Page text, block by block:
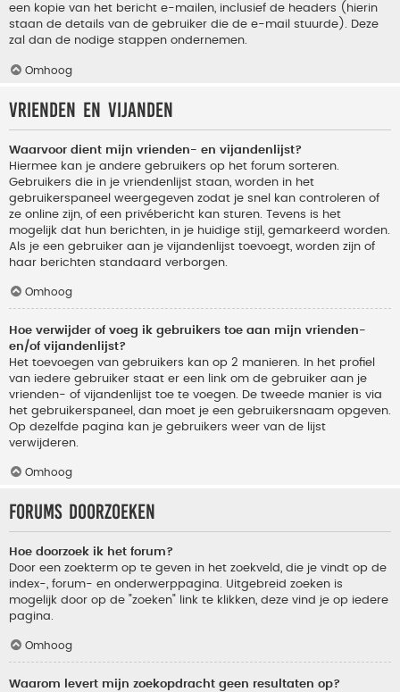
een kopie van het bericht e-mailen, inclusief de headers (hierin
staan de details van de gebruiker die de e-mail stuurde). Deze
zal dan de nodige stappen ondernemen.
Omhoog
Vrienden en vijanden
Waarvoor dient mijn vrienden- en vijandenlijst?
Hiermee kan je andere gebruikers op het forum sorteren.
Gebruikers die in je vriendenlijst staan, worden in het
gebruikerspaneel weergegeven zodat je snel kan controleren of
ze online zijn, of een privébericht kan sturen. Tevens is het
mogelijk dat hun berichten, in je huidige stijl, gemarkeerd worden.
Als je een gebruiker aan je vijandenlijst toevoegt, worden zijn of
haar berichten standaard verborgen.
Omhoog
Hoe verwijder of voeg ik gebruikers toe aan mijn vrienden-
en/of vijandenlijst?
Het toevoegen van gebruikers kan op 2 manieren. In het profiel
van iedere gebruiker staat er een link om de gebruiker aan je
vrienden- of vijandenlijst toe te voegen. De tweede manier is via
het gebruikerspaneel, dan moet je een gebruikersnaam opgeven.
Op dezelfde pagina kan je gebruikers weer van de lijst
verwijderen.
Omhoog
Forums doorzoeken
Hoe doorzoek ik het forum?
Door een zoekterm op te geven in het zoekveld, die je vindt op de
index-, forum- en onderwerppagina. Uitgebreid zoeken is
mogelijk door op de "zoeken" link te klikken, deze vind je op iedere
pagina.
Omhoog
Waarom levert mijn zoekopdracht geen resultaten op?